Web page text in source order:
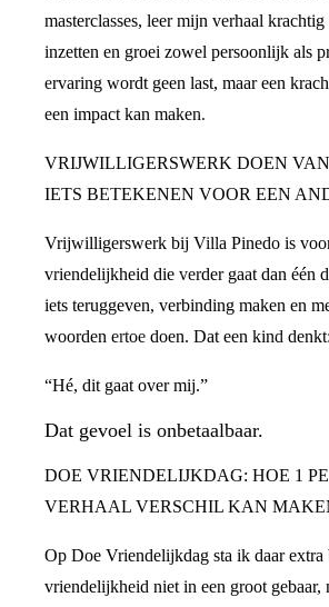
masterclasses, leer mijn verhaal
inzetten en groei zowel persoonlijk als
ervaring wordt geen last, maar een
een impact kan maken.
VRIJWILLIGERSWERK DOEN
IETS BETEKENEN VOOR EEN
Vrijwilligerswerk bij Villa Pinedo is
vriendelijkheid die verder gaat dan één
iets teruggeven, verbinding maken en
woorden ertoe doen. Dat een kind denkt:
“Hé, dit gaat over mij.”
Dat gevoel is onbetaalbaar.
DOE VRIENDELIJKDAG: HOE 1
VERHAAL VERSCHIL KAN
Op Doe Vriendelijkdag sta ik daar
vriendelijkheid niet in een groot gebaar,